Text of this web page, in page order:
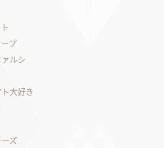
プ
ルシ
ト大好き
ズ